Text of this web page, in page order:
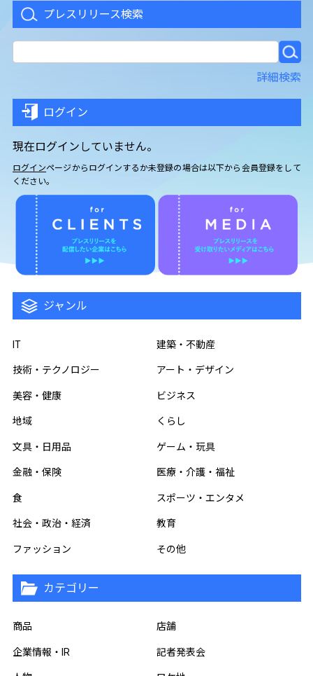
社（本社：札幌市／代表取締役社長：
島津 勝一以下、札幌駅総合開発）の初
「パラリアルドバイ」の街に、北海道
の魅力を感じられるブースを出展しま
す。さらに、HIKKY独自のブラウザから
R北海道グループ初のメタバース空間
『バーチャル札幌駅JRタワー さつえき.
world』も同日7月20日よりオープン
し、北海道新幹線のプロモーションを
プレスリリース検索
詳細検索
ログイン
現在ログインしていません。
ログインページからログインするか未登録の場合は以下から会員登録をして
ください。
ジャンル
IT 建築・不動産
技術・テクノロジー アート・デザイン
美容・健康 ビジネス
地域 くらし
文具・日用品 ゲーム・玩具
金融・保険 医療・介護・福祉
食 スポーツ・エンタメ
社会・政治・経済 教育
ファッション その他
カテゴリー
商品 店舗
企業情報・IR 記者発表会